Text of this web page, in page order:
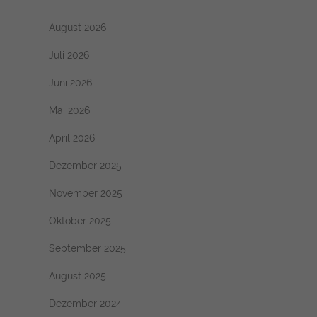
August 2026
Juli 2026
Juni 2026
Mai 2026
April 2026
Dezember 2025
November 2025
Oktober 2025
September 2025
August 2025
Dezember 2024